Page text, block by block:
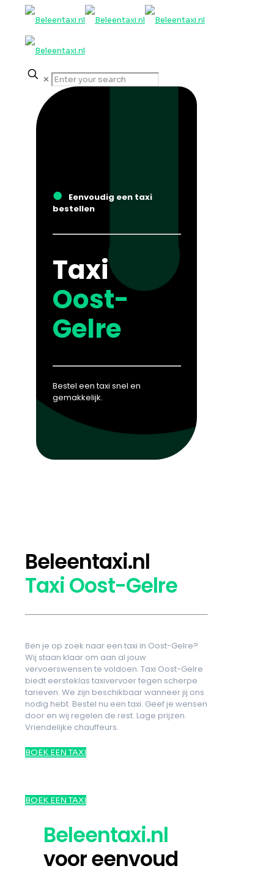
✕
●
Eenvoudig een taxi
bestellen
Taxi
Oost-
Gelre
Bestel een taxi snel en
gemakkelijk.
Beleentaxi.nl
Taxi Oost-Gelre
Ben je op zoek naar een taxi in Oost-Gelre?
Wij staan klaar om aan al jouw
vervoerswensen te voldoen. Taxi Oost-Gelre
biedt eersteklas taxivervoer tegen scherpe
tarieven. We zijn beschikbaar wanneer jij ons
nodig hebt. Bestel nu een taxi. Geef je wensen
door en wij regelen de rest. Lage prijzen.
Vriendelijke chauffeurs.
BOEK EEN TAXI
BOEK EEN TAXI
Beleentaxi.nl
voor eenvoud